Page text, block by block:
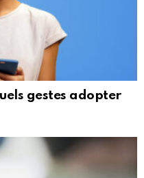
gestes adopter